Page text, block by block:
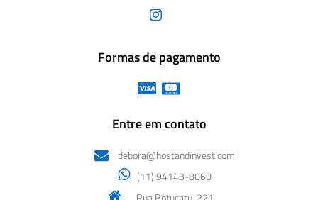
Formas de pagamento
Entre em contato
debora@hostandinvest.com
(11) 94143-8060